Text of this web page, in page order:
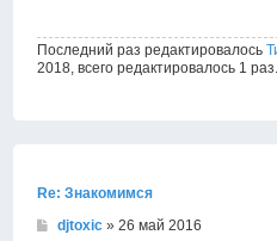
Последний раз редактировалось
2018, всего редактировалось 1 раз.
Re: Знакомимся
djtoxic » 26 май 2016